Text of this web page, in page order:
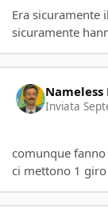
Era sicuramente
sicuramente
Nameless
Inviata
comunque fanno
ci mettono 1